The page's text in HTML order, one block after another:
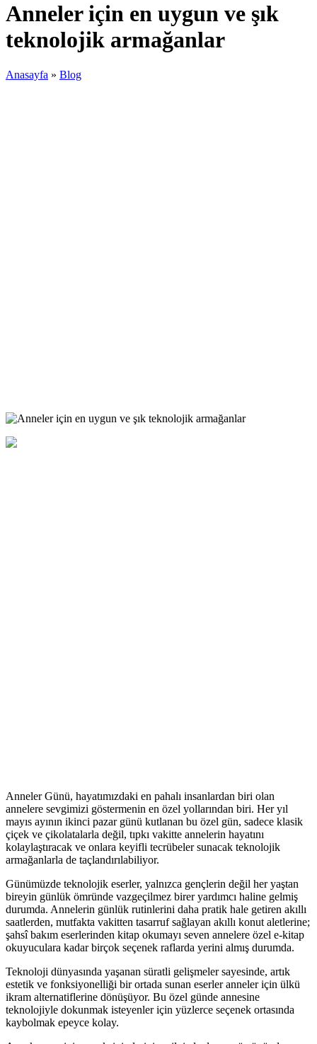
Anneler için en uygun ve şık
teknolojik armağanlar
Anasayfa » Blog
Anneler Günü, hayatımızdaki en pahalı insanlardan biri olan
annelere sevgimizi göstermenin en özel yollarından biri. Her yıl
mayıs ayının ikinci pazar günü kutlanan bu özel gün, sadece klasik
çiçek ve çikolatalarla değil, tıpkı vakitte annelerin hayatını
kolaylaştıracak ve onlara keyifli tecrübeler sunacak teknolojik
armağanlarla de taçlandırılabiliyor.
Günümüzde teknolojik eserler, yalnızca gençlerin değil her yaştan
bireyin günlük ömründe vazgeçilmez birer yardımcı haline gelmiş
durumda. Annelerin günlük rutinlerini daha pratik hale getiren akıllı
saatlerden, mutfakta vakitten tasarruf sağlayan akıllı konut aletlerine;
şahsî bakım eserlerinden kitap okumayı seven annelere özel e-kitap
okuyuculara kadar birçok seçenek raflarda yerini almış durumda.
Teknoloji dünyasında yaşanan süratli gelişmeler sayesinde, artık
estetik ve fonksiyonelliği bir ortada sunan eserler anneler için ülkü
ikram alternatiflerine dönüşüyor. Bu özel günde annesine
teknolojiyle dokunmak isteyenler için yüzlerce seçenek ortasında
kaybolmak epeyce kolay.